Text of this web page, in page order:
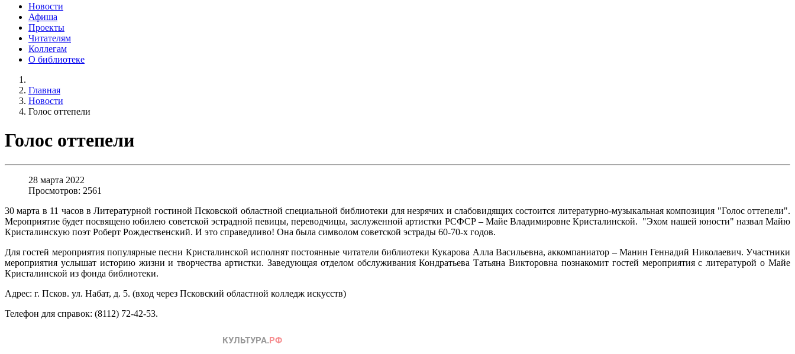
Новости
Афиша
Проекты
Читателям
Коллегам
О библиотеке
Главная
Новости
Голос оттепели
Голос оттепели
28 марта 2022
Просмотров: 2561
30 марта в 11 часов в Литературной гостиной Псковской областной специальной библиотеки для незрячих и слабовидящих состоится литературно-музыкальная композиция "Голос оттепели".
Мероприятие будет посвящено юбилею советской эстрадной певицы, переводчицы, заслуженной артистки РСФСР – Майе Владимировне Кристалинской. "Эхом нашей юности" назвал Майю
Кристалинскую поэт Роберт Рождественский. И это справедливо! Она была символом советской эстрады 60-70-х годов.
Для гостей мероприятия популярные песни Кристалинской исполнят постоянные читатели библиотеки Кукарова Алла Васильевна, аккомпаниатор – Манин Геннадий Николаевич. Участники
мероприятия услышат историю жизни и творчества артистки. Заведующая отделом обслуживания Кондратьева Татьяна Викторовна познакомит гостей мероприятия с литературой о Майе
Кристалинской из фонда библиотеки.
Адрес: г. Псков. ул. Набат, д. 5. (вход через Псковский областной колледж искусств)
Телефон для справок: (8112) 72-42-53.